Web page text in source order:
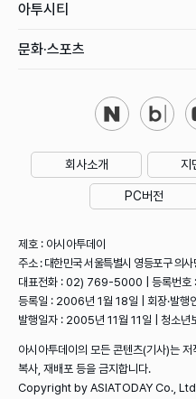
아투시티
문화·스포츠
회사소개 지
PC버전
제호 : 아시아투데이
주소 : 대한민국 서울특별시 영등포구 의
대표전화 : 02) 769-5000 | 등록번호
등록일 : 2006년 1월 18일 | 회장·발행
발행일자 : 2005년 11월 11일 | 청소년
아시아투데이의 모든 콘텐츠(기사)는
복사, 재배포 등을 금지합니다.
Copyright by ASIATODAY Co.,